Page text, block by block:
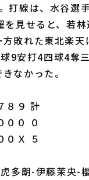
アルバイト
打線は、水谷選
を見せると、若
敗れた東北楽天
9安打4四球4奪
なかった。
８９ 計
００ ０
０Ｘ ５
多朗-伊藤茉央-